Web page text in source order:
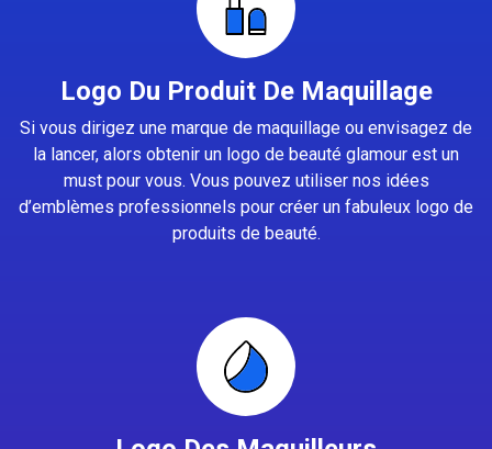
Logo Du Produit De Maquillage
Si vous dirigez une marque de maquillage ou envisagez de
la lancer, alors obtenir un logo de beauté glamour est un
must pour vous. Vous pouvez utiliser nos idées
d’emblèmes professionnels pour créer un fabuleux logo de
produits de beauté.